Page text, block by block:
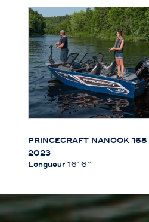
PRINCECRAFT NANOOK
2023
Longueur 16’ 6’’